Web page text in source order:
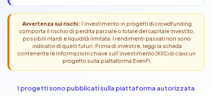
Avvertenza sui rischi:l'investimento in progetti di crowdfunding
comporta il rischio di perdita parziale o totale del capitale investito,
possibili ritardi e liquidità limitata. I rendimenti passati non sono
indicativi di quelli futuri. Prima di investire, leggi la scheda
contenente le informazioni chiave sull'investimento (KIIS) di ciascun
progetto sulla piattaforma EvenFi.
I progetti sono pubblicati sulla piattaforma autorizzata